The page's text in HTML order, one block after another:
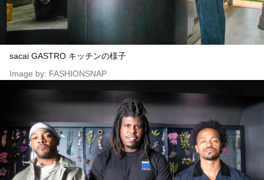
sacai GASTRO キッチンの様子
Image by: FASHIONSNAP